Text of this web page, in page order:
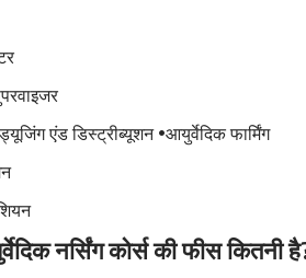
एंड डिस्ट्रीब्यूशन •आयुर्वेदिक फार्मिंग
नर्सिंग कोर्स की फीस कितनी